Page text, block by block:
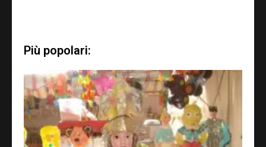
Più popolari: